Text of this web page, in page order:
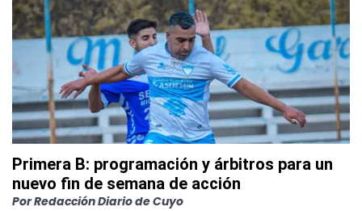
Primera B: programación y árbitros para un
nuevo fin de semana de acción
PorRedacción Diario de Cuyo